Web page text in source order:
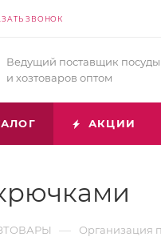
ЗВОНОК
Ведущий поставщик посуды
и хозтоваров оптом
АКЦИИ
— Организация